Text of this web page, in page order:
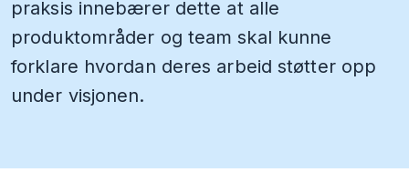
praksis innebærer dette at alle
produktområder og team skal kunne
forklare hvordan deres arbeid støtter opp
under visjonen.